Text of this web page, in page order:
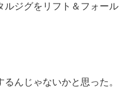
ルジグをリフト＆フォール
んじゃないかと思った。